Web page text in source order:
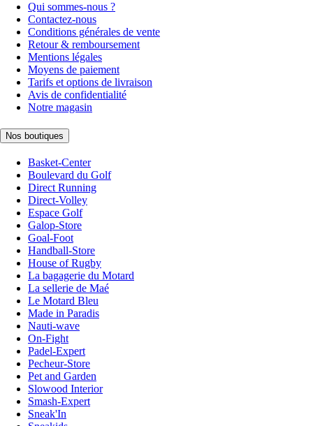
Qui sommes-nous ?
Contactez-nous
Conditions générales de vente
Retour & remboursement
Mentions légales
Moyens de paiement
Tarifs et options de livraison
Avis de confidentialité
Notre magasin
Nos boutiques
Basket-Center
Boulevard du Golf
Direct Running
Direct-Volley
Espace Golf
Galop-Store
Goal-Foot
Handball-Store
House of Rugby
La bagagerie du Motard
La sellerie de Maé
Le Motard Bleu
Made in Paradis
Nauti-wave
On-Fight
Padel-Expert
Pecheur-Store
Pet and Garden
Slowood Interior
Smash-Expert
Sneak'In